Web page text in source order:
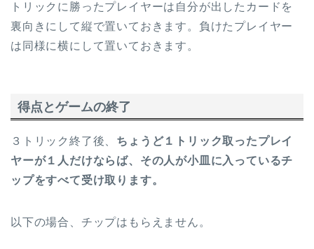
トリックに勝ったプレイヤーは自分が出したカードを
裏向きにして縦で置いておきます。負けたプレイヤー
は同様に横にして置いておきます。
得点とゲームの終了
３トリック終了後、 ちょうど１トリック取ったプレイ
ヤーが１人だけならば、その人が小皿に入っているチ
ップをすべて受け取ります。
以下の場合、チップはもらえません。